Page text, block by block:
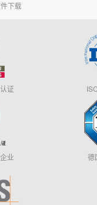
下载
证
业 德